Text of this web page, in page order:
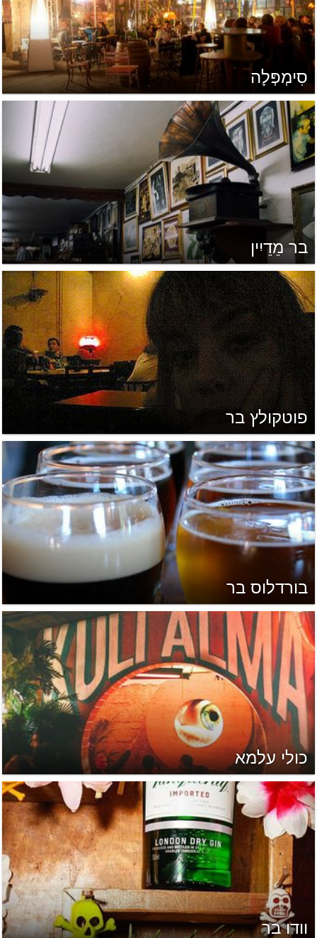
סִימְפְּלָה
בר מֵדֵיִין
פוטקולץ בר
בורדלוס בר
כולי עלמא
וודו בר